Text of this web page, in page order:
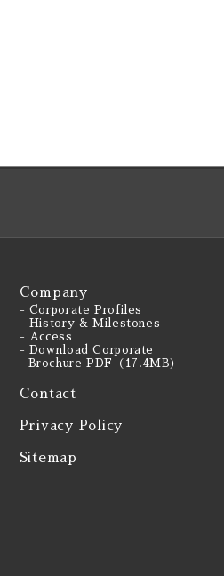
Company
- Corporate Profiles
- History & Milestones
- Access
- Download Corporate
Brochure PDF（17.4MB）
Contact
Privacy Policy
Sitemap